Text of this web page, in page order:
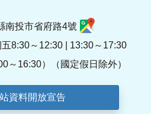
南投市省府路4號
8:30～12:30 | 13:30～17:30
～16:30）（國定假日除外）
資料開放宣告